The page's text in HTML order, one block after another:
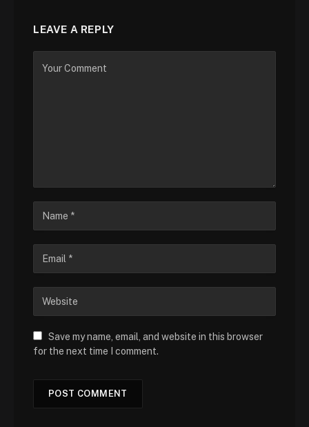
LEAVE A REPLY
Save my name, email, and website in this browser
for the next time I comment.